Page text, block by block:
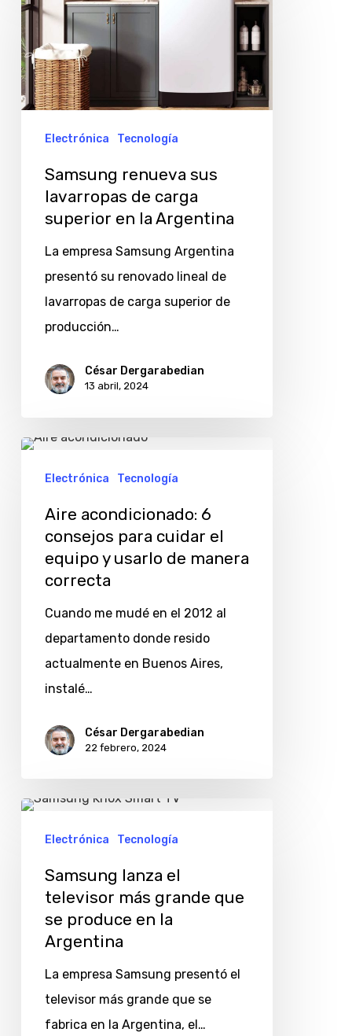
renueva
sus
lavarropas
de
carga
superior
Argentina
Electrónica Tecnología
Samsung renueva sus
lavarropas de carga
superior en la Argentina
La empresa Samsung Argentina
presentó su renovado lineal de
lavarropas de carga superior de
producción…
César Dergarabedian
13 abril, 2024
Aire
acondicionado:
consejos
cuidar
manera
correcta
Electrónica Tecnología
Aire acondicionado: 6
consejos para cuidar el
equipo y usarlo de manera
correcta
Cuando me mudé en el 2012 al
departamento donde resido
actualmente en Buenos Aires,
instalé…
César Dergarabedian
22 febrero, 2024
Samsung
lanza
televisor
grande
Electrónica Tecnología
Samsung lanza el
televisor más grande que
se produce en la
Argentina
La empresa Samsung presentó el
televisor más grande que se
fabrica en la Argentina, el…